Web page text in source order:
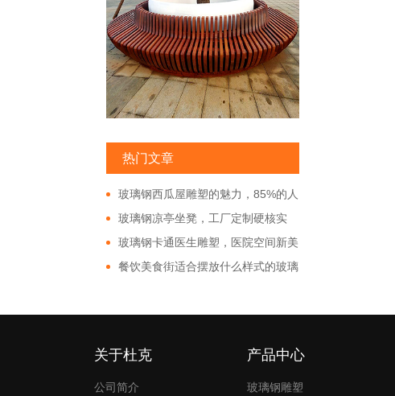
热门文章
玻璃钢西瓜屋雕塑的魅力，85%的人
都非常的好奇!
玻璃钢凉亭坐凳，工厂定制硬核实
玻璃钢卡通医生雕塑，医院空间新美
餐饮美食街适合摆放什么样式的玻璃
关于杜克
公司简介
产品中心
玻璃钢雕塑